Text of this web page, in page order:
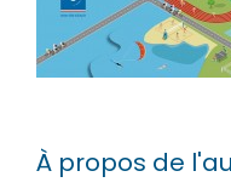
À propos de